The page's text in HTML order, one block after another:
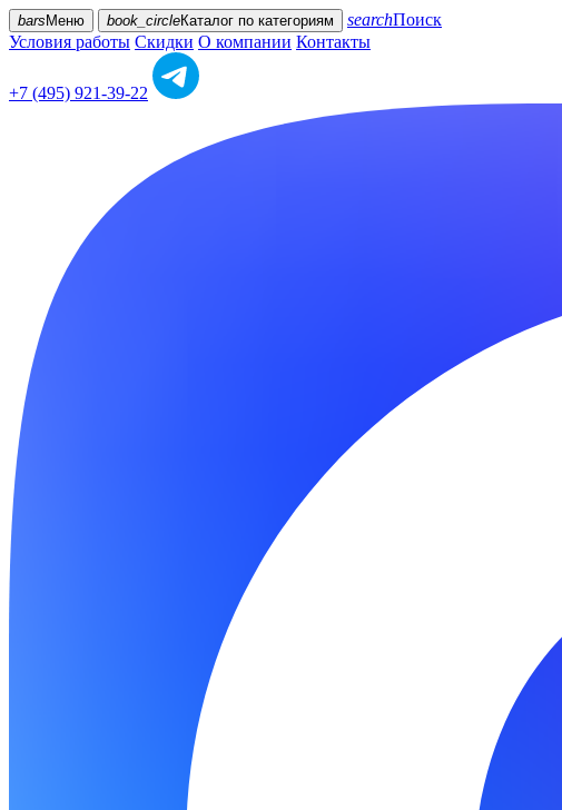
bars Меню book_circleКаталог по категориям searchПоиск
Условия работы Скидки О компании Контакты
+7 (495) 921-39-22